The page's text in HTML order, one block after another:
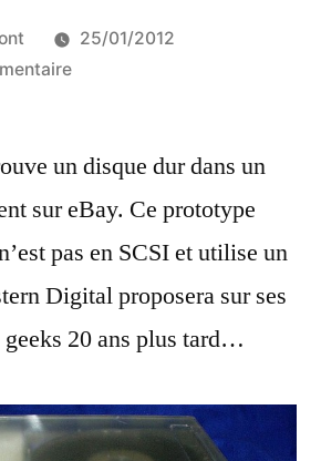
25/01/2012
sur
de
dur
transparent
Apple
un disque dur dans un
sur eBay. Ce prototype
pas en SCSI et utilise un
Digital proposera sur ses
geeks 20 ans plus tard…